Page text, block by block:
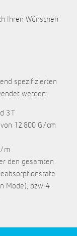
Ihren Wünschen
spezifizierten
werden:
3 T
12.800 G/cm
m
den gesamten
Mode), bzw. 4